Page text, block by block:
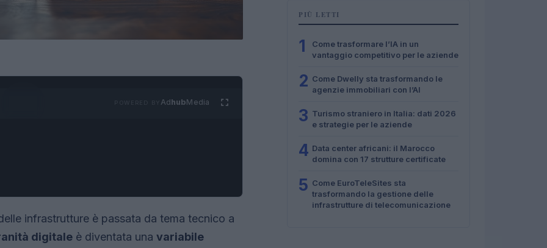
AdhubMedia
infrastrutture è passata da tema tecnico a
digitale è diventata una variabile
PIÙ LETTI
1
Come trasformare l’IA in un
vantaggio competitivo per le aziende
2 Come Dwelly sta trasformando le
agenzie immobiliari con l’AI
3 Turismo straniero in Italia: dati 2026
e strategie per le aziende
4 Data center africani: il Marocco
domina con 17 strutture certificate
5 Come EuroTeleSites sta
trasformando la gestione delle
infrastrutture di telecomunicazione